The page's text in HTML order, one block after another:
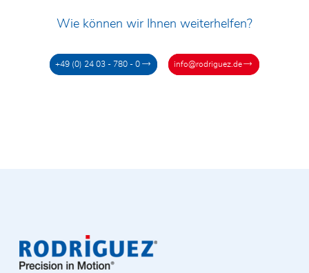
Wie können wir Ihnen weiterhelfen?
+49 (0) 24 03 - 780 - 0 info@rodriguez.de